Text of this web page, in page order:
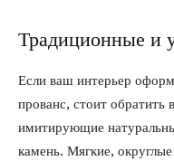
Традиционные и
Если ваш интерьер
прованс, стоит
имитирующие
камень. Мягкие,